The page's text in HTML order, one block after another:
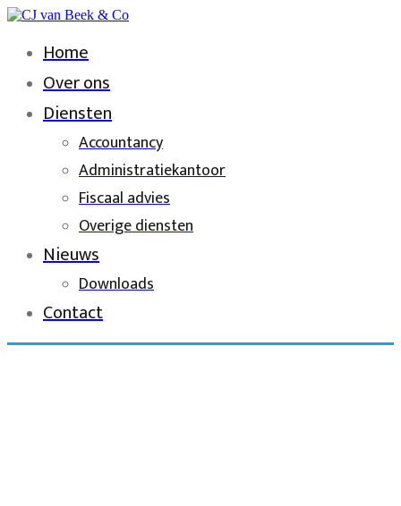
Home
Over ons
Diensten
Accountancy
Administratiekantoor
Fiscaal advies
Overige diensten
Nieuws
Downloads
Contact